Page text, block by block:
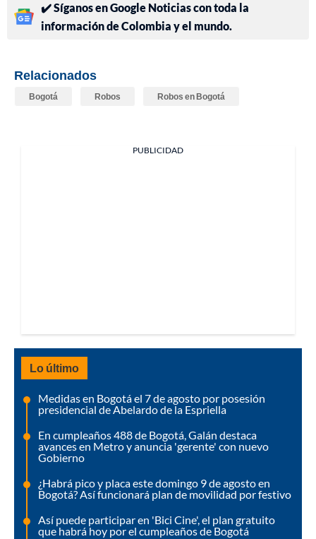
✔️ Síganos en Google Noticias con toda la
información de Colombia y el mundo.
Relacionados
Bogotá Robos Robos en Bogotá
PUBLICIDAD
Lo último
Medidas en Bogotá el 7 de agosto por posesión
presidencial de Abelardo de la Espriella
En cumpleaños 488 de Bogotá, Galán destaca
avances en Metro y anuncia 'gerente' con nuevo
Gobierno
¿Habrá pico y placa este domingo 9 de agosto en
Bogotá? Así funcionará plan de movilidad por festivo
Así puede participar en 'Bici Cine', el plan gratuito
que habrá hoy por el cumpleaños de Bogotá